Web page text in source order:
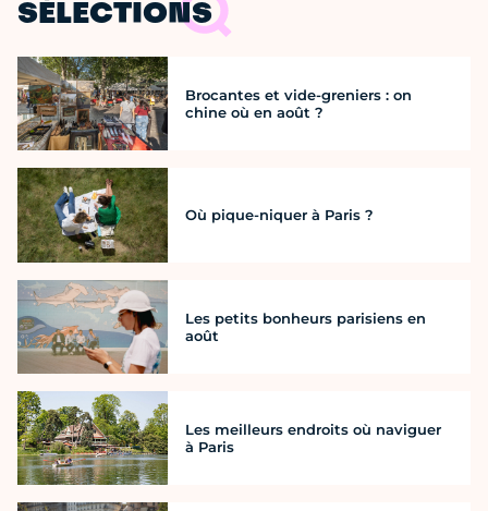
SÉLECTIONS
Brocantes et vide-greniers : on
chine où en août ?
Où pique-niquer à Paris ?
Les petits bonheurs parisiens en
août
Les meilleurs endroits où naviguer
à Paris